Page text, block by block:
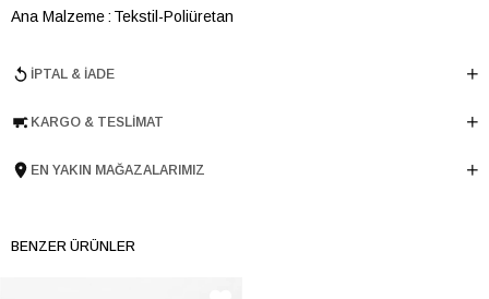
Ana Malzeme Tekstil-Poliüretan
Ürün Cinsi
Çapraz Çanta
Ürün Grubu
CANTA
İPTAL & İADE
KARGO & TESLIMAT
EN YAKIN MAĞAZALARIMIZ
BENZER ÜRÜNLER